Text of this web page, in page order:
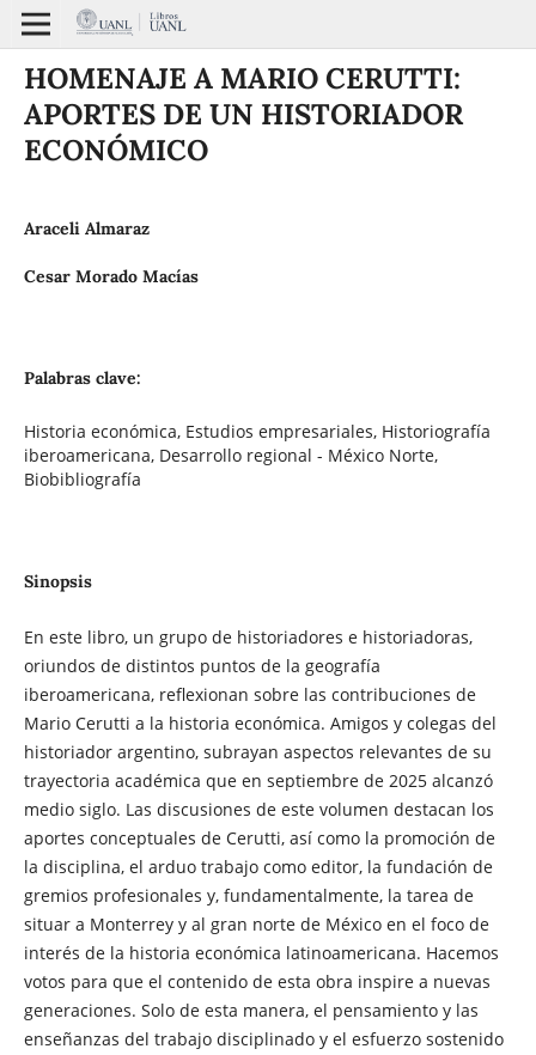
HOMENAJE A MARIO CERUTTI:
APORTES DE UN HISTORIADOR
ECONÓMICO
Araceli Almaraz
Cesar Morado Macías
Palabras clave:
Historia económica, Estudios empresariales, Historiografía
iberoamericana, Desarrollo regional - México Norte,
Biobibliografía
Sinopsis
En este libro, un grupo de historiadores e historiadoras,
oriundos de distintos puntos de la geografía
iberoamericana, reflexionan sobre las contribuciones de
Mario Cerutti a la historia económica. Amigos y colegas del
historiador argentino, subrayan aspectos relevantes de su
trayectoria académica que en septiembre de 2025 alcanzó
medio siglo. Las discusiones de este volumen destacan los
aportes conceptuales de Cerutti, así como la promoción de
la disciplina, el arduo trabajo como editor, la fundación de
gremios profesionales y, fundamentalmente, la tarea de
situar a Monterrey y al gran norte de México en el foco de
interés de la historia económica latinoamericana. Hacemos
votos para que el contenido de esta obra inspire a nuevas
generaciones. Solo de esta manera, el pensamiento y las
enseñanzas del trabajo disciplinado y el esfuerzo sostenido